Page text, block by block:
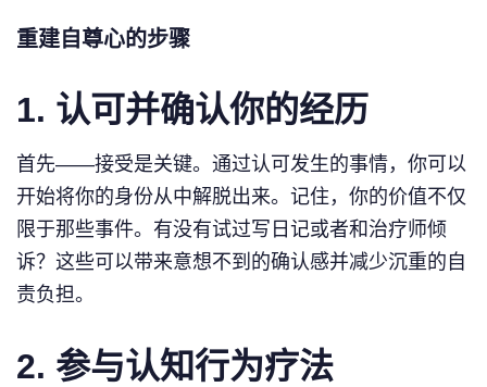
重建自尊心的步骤
1. 认可并确认你的经历
首先——接受是关键。通过认可发生的事情，你可以
开始将你的身份从中解脱出来。记住，你的价值不仅
限于那些事件。有没有试过写日记或者和治疗师倾
诉？这些可以带来意想不到的确认感并减少沉重的自
责负担。
2. 参与认知行为疗法